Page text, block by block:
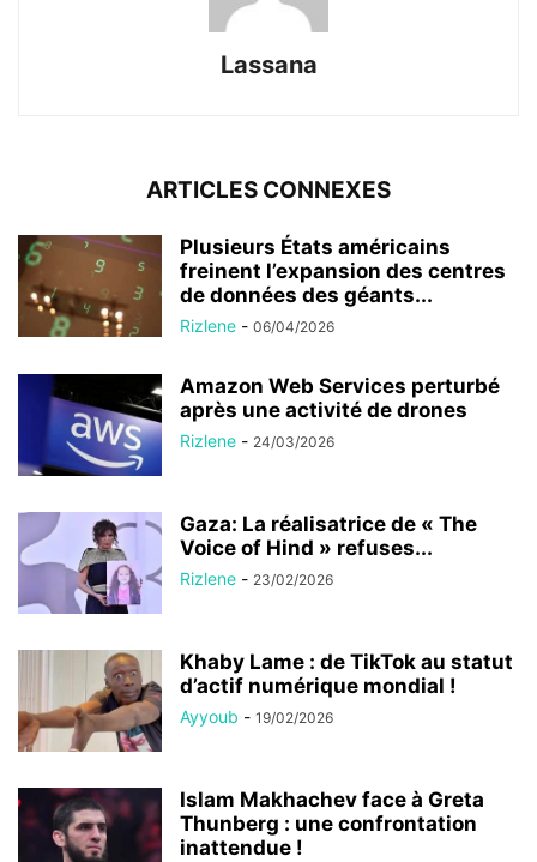
Lassana
ARTICLES CONNEXES
Plusieurs États américains
freinent l’expansion des centres
de données des géants...
Rizlene - 06/04/2026
Amazon Web Services perturbé
après une activité de drones
Rizlene - 24/03/2026
Gaza: La réalisatrice de « The
Voice of Hind » refuses...
Rizlene - 23/02/2026
Khaby Lame : de TikTok au statut
d’actif numérique mondial !
Ayyoub - 19/02/2026
Islam Makhachev face à Greta
Thunberg : une confrontation
inattendue !